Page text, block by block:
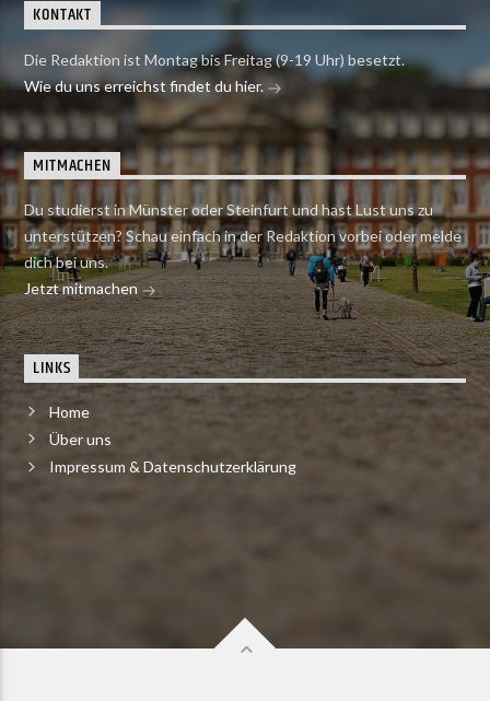
KONTAKT
Die Redaktion ist Montag bis Freitag (9-19 Uhr) besetzt.
Wie du uns erreichst findet du hier.
MITMACHEN
Du studierst in Münster oder Steinfurt und hast Lust uns zu
unterstützen? Schau einfach in der Redaktion vorbei oder melde
dich bei uns.
Jetzt mitmachen
LINKS
Home
Über uns
Impressum & Datenschutzerklärung